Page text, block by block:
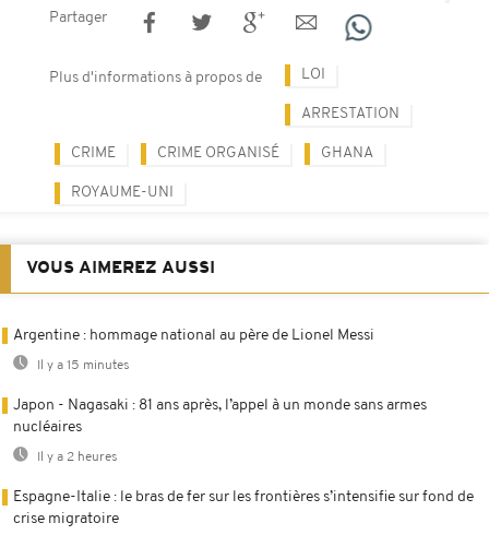
Partager
Plus d'informations à propos de LOI
ARRESTATION
CRIME CRIME ORGANISÉ GHANA
ROYAUME-UNI
VOUS AIMEREZ AUSSI
Argentine : hommage national au père de Lionel Messi
Il y a 15 minutes
Japon - Nagasaki : 81 ans après, l’appel à un monde sans armes
nucléaires
Il y a 2 heures
Espagne-Italie : le bras de fer sur les frontières s’intensifie sur fond de
crise migratoire